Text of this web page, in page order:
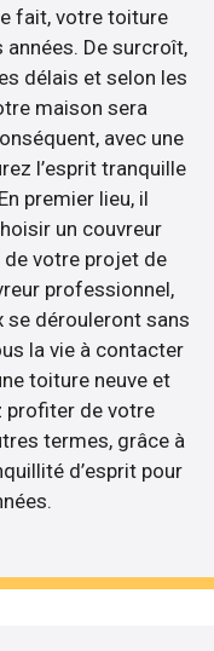
fait, votre toiture
De surcroît,
délais et selon les
maison sera
avec une
l’esprit tranquille
premier lieu, il
un couvreur
votre projet de
professionnel,
se dérouleront sans
la vie à contacter
toiture neuve et
profiter de votre
termes, grâce à
d’esprit pour